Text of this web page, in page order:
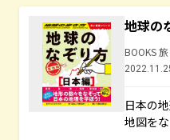
地球
BOOKS
日本の
地図を